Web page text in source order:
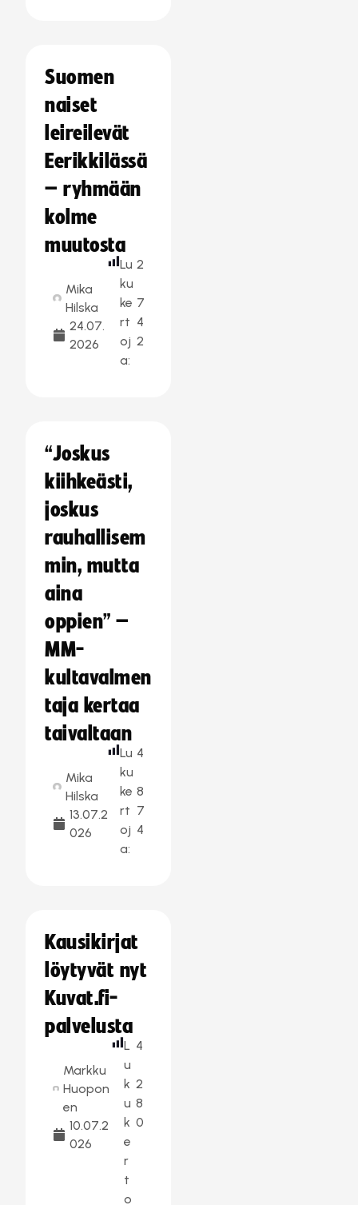
Suomen
naiset
leireilevät
Eerikkilässä
– ryhmään
kolme
muutosta
Mika
Hilska
24.07.
2026
Lu
ku
ke
rt
oj
a:
2
7
4
2
“Joskus
kiihkeästi,
joskus
rauhallisem
min, mutta
aina
oppien” –
MM-
kultavalmen
taja kertaa
taivaltaan
Mika
Hilska
13.07.2
026
Lu
ku
ke
rt
oj
a:
4
8
7
4
Kausikirjat
löytyvät nyt
Kuvat.fi-
palvelusta
Markku
Huopon
en
10.07.2
026
L
u
k
u
k
e
r
t
o
4
2
8
0